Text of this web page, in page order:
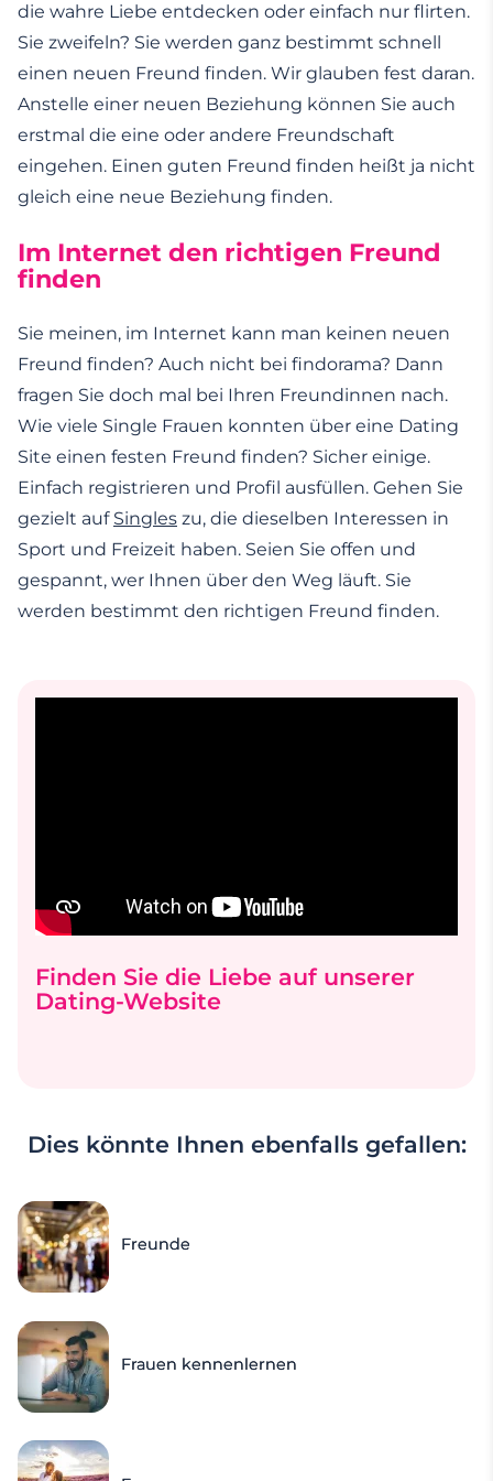
die wahre Liebe entdecken oder einfach nur flirten.
Sie zweifeln? Sie werden ganz bestimmt schnell
einen neuen Freund finden. Wir glauben fest daran.
Anstelle einer neuen Beziehung können Sie auch
erstmal die eine oder andere Freundschaft
eingehen. Einen guten Freund finden heißt ja nicht
gleich eine neue Beziehung finden.
Im Internet den richtigen Freund
finden
Sie meinen, im Internet kann man keinen neuen
Freund finden? Auch nicht bei findorama? Dann
fragen Sie doch mal bei Ihren Freundinnen nach.
Wie viele Single Frauen konnten über eine Dating
Site einen festen Freund finden? Sicher einige.
Einfach registrieren und Profil ausfüllen. Gehen Sie
gezielt auf Singles zu, die dieselben Interessen in
Sport und Freizeit haben. Seien Sie offen und
gespannt, wer Ihnen über den Weg läuft. Sie
werden bestimmt den richtigen Freund finden.
Finden Sie die Liebe auf unserer
Dating-Website
Dies könnte Ihnen ebenfalls gefallen:
Freunde
Frauen kennenlernen